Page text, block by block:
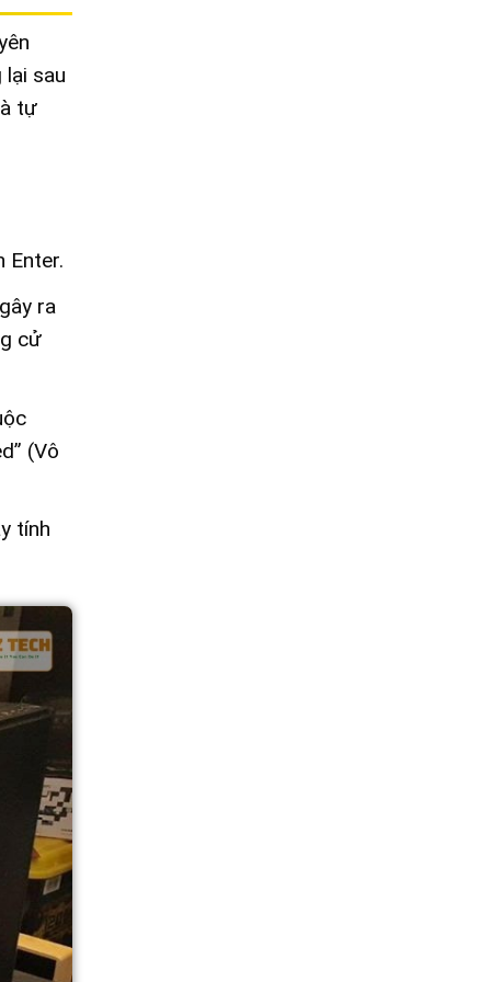
sau
tự
Enter.
ra
cử
(Vô
tính